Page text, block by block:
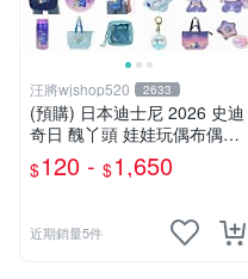
汪將wjshop520 2633
(預購) 日本迪士尼 2026 史迪
奇日 醜丫頭 娃娃玩偶布偶吊
飾鑰匙圈 涼毯 托特包置物包
購物袋 毛巾貼紙公仔盲盒
$120 - $1,650
近期銷量5件